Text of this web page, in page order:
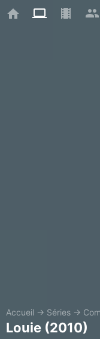
Accueil → Séries →
Louie (2010)